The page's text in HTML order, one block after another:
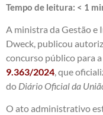
Tempo de leitura: < 1
A ministra da Gestão e
Dweck, publicou
concurso público para
9.363/2024 , que
do Diário Oficial da
O ato administrativo